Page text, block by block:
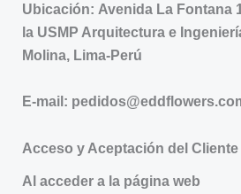
Ubicación: Avenida La Fontana
la USMP Arquitectura e
Molina, Lima-Perú
E-mail:
Acceso y Aceptación del Cliente
Al acceder a la página web